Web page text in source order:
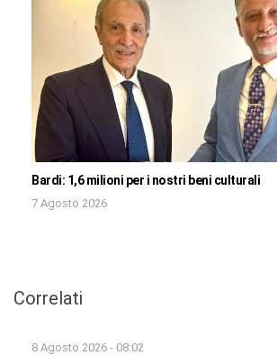
Bardi: 1,6 milioni per i nostri beni culturali
7 Agosto 2026
Correlati
8 Agosto 2026 - 08:02